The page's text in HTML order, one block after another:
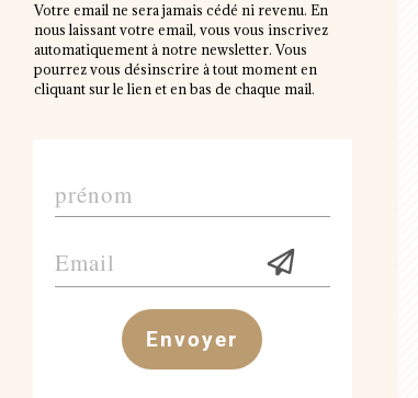
Votre email ne sera jamais cédé ni revenu. En
nous laissant votre email, vous vous inscrivez
automatiquement à notre newsletter. Vous
pourrez vous désinscrire à tout moment en
cliquant sur le lien et en bas de chaque mail.
Envoyer